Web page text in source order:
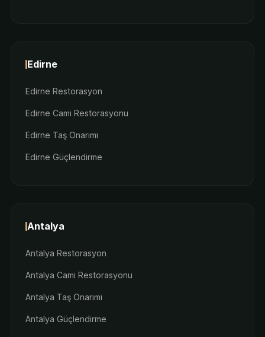
Edirne
Edirne Restorasyon
Edirne Cami Restorasyonu
Edirne Taş Onarımı
Edirne Güçlendirme
Antalya
Antalya Restorasyon
Antalya Cami Restorasyonu
Antalya Taş Onarımı
Antalya Güçlendirme